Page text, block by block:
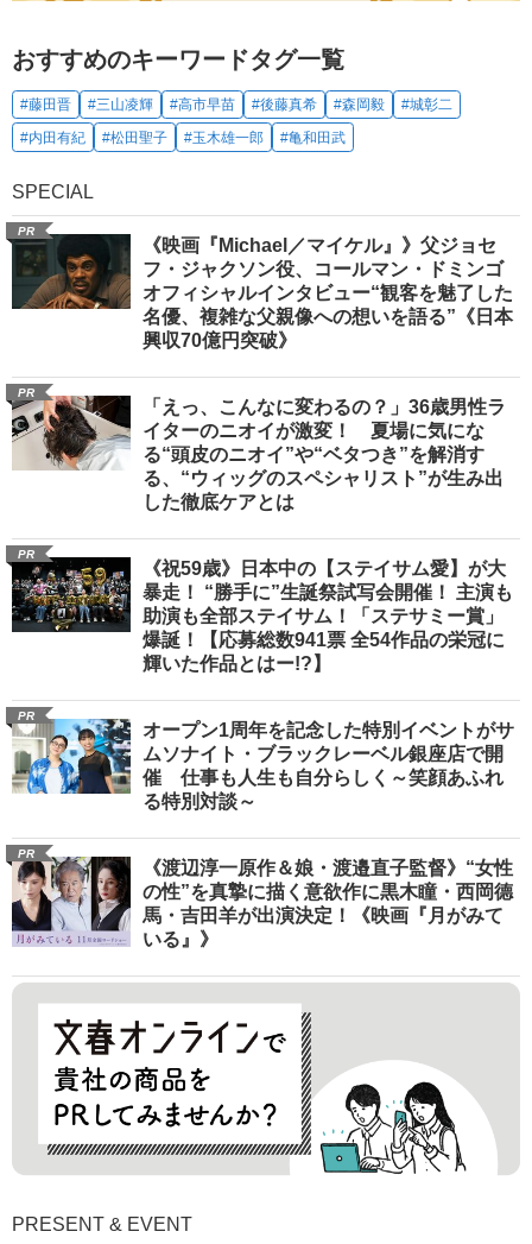
おすすめのキーワードタグ一覧
#藤田晋 #三山凌輝 #高市早苗 #後藤真希 #森岡毅
#城彰二
#内田有紀
#松田聖子 #玉木雄一郎 #亀和田武
SPECIAL
PR
《映画『Michael／マイケル』》父ジョセ
フ・ジャクソン役、コールマン・ドミンゴ
オフィシャルインタビュー“観客を魅了した
名優、複雑な父親像への想いを語る”《日本
興収70億円突破》
PR
「えっ、こんなに変わるの？」36歳男性ラ
イターのニオイが激変！ 夏場に気にな
る“頭皮のニオイ”や“ベタつき”を解消す
る、“ウィッグのスペシャリスト”が生み出
した徹底ケアとは
PR
《祝59歳》日本中の【ステイサム愛】が大
暴走！ “勝手に”生誕祭試写会開催！ 主演も
助演も全部ステイサム！「ステサミー賞」
爆誕！【応募総数941票 全54作品の栄冠に
輝いた作品とはー!?】
PR
オープン1周年を記念した特別イベントがサ
ムソナイト・ブラックレーベル銀座店で開
催 仕事も人生も自分らしく～笑顔あふれ
る特別対談～
PR
《渡辺淳一原作＆娘・渡邉直子監督》“女性
の性”を真摯に描く意欲作に黒木瞳・西岡德
馬・吉田羊が出演決定！《映画『月がみて
いる』》
PRESENT & EVENT